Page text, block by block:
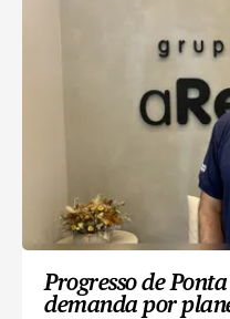
Progresso de
demanda por